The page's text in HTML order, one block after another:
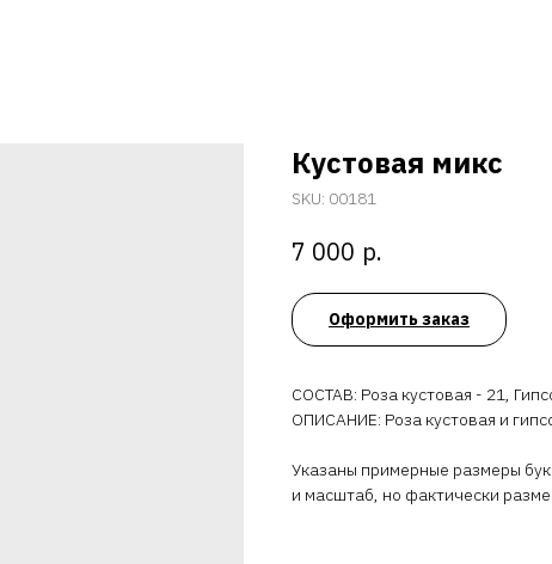
Кустовая микс
SKU: 00181
7 000 р.
Оформить заказ
СОСТАВ: Роза кустовая - 21,
ОПИСАНИЕ: Роза кустовая и
Указаны примерные размеры
и масштаб, но фактически